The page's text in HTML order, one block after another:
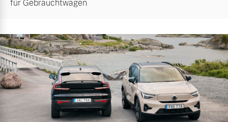
für Gebrauchtwagen